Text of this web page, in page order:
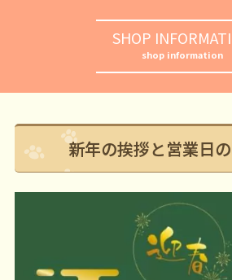
SHOP
shop information
新年の挨拶と営業日